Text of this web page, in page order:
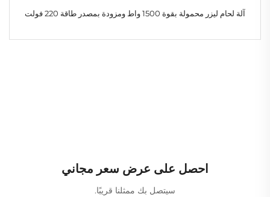
آلة لحام ليزر محمولة بقوة 1500 واط ومزودة بمصدر طاقة 220 فولت
احصل على عرض سعر مجاني
سيتصل بك ممثلنا قريبًا.